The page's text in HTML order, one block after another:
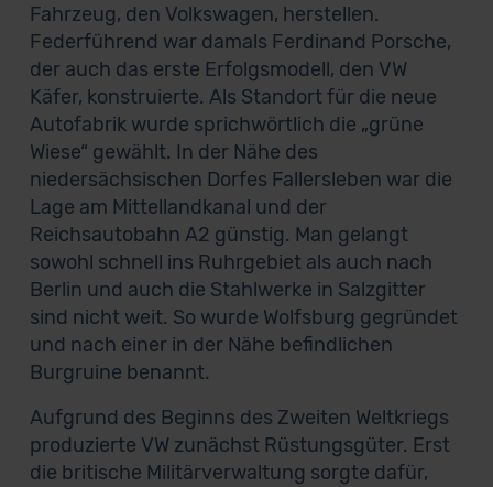
Fahrzeug, den Volkswagen, herstellen.
Federführend war damals Ferdinand Porsche,
der auch das erste Erfolgsmodell, den VW
Käfer, konstruierte. Als Standort für die neue
Autofabrik wurde sprichwörtlich die „grüne
Wiese“ gewählt. In der Nähe des
niedersächsischen Dorfes Fallersleben war die
Lage am Mittellandkanal und der
Reichsautobahn A2 günstig. Man gelangt
sowohl schnell ins Ruhrgebiet als auch nach
Berlin und auch die Stahlwerke in Salzgitter
sind nicht weit. So wurde Wolfsburg gegründet
und nach einer in der Nähe befindlichen
Burgruine benannt.
Aufgrund des Beginns des Zweiten Weltkriegs
produzierte VW zunächst Rüstungsgüter. Erst
die britische Militärverwaltung sorgte dafür,